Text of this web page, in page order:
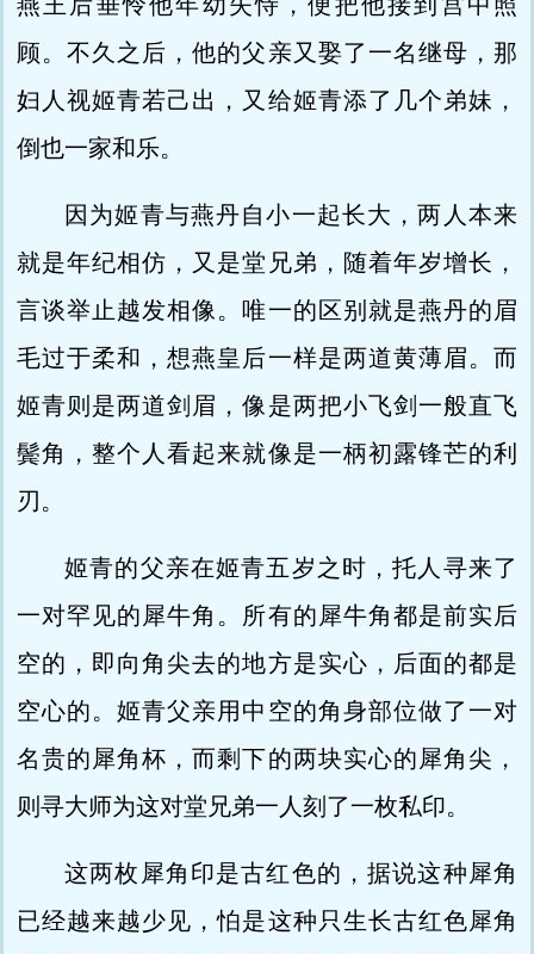
顾。不久之后，他的父亲又娶了一名继母，那
妇人视姬青若己出，又给姬青添了几个弟妹，
倒也一家和乐。
因为姬青与燕丹自小一起长大，两人本来
就是年纪相仿，又是堂兄弟，随着年岁增长，
言谈举止越发相像。唯一的区别就是燕丹的眉
毛过于柔和，想燕皇后一样是两道黄薄眉。而
姬青则是两道剑眉，像是两把小飞剑一般直飞
鬓角，整个人看起来就像是一柄初露锋芒的利
刃。
姬青的父亲在姬青五岁之时，托人寻来了
一对罕见的犀牛角。所有的犀牛角都是前实后
空的，即向角尖去的地方是实心，后面的都是
空心的。姬青父亲用中空的角身部位做了一对
名贵的犀角杯，而剩下的两块实心的犀角尖，
则寻大师为这对堂兄弟一人刻了一枚私印。
这两枚犀角印是古红色的，据说这种犀角
已经越来越少见，怕是这种只生长古红色犀角